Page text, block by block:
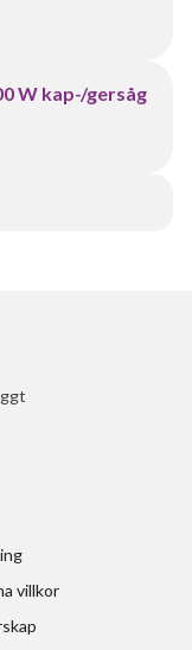
W kap-/gersåg
villkor